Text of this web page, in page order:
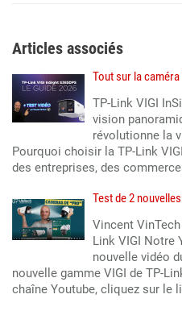
Articles associés
Tout sur la caméra
TP-Link VIGI
vision
révolutionne la
Pourquoi choisir la TP-Link
des entreprises, des
Test de 2
Vincent
Link VIGI Notre
nouvelle vidéo
nouvelle gamme VIGI de TP-
chaîne Youtube, cliquez sur le